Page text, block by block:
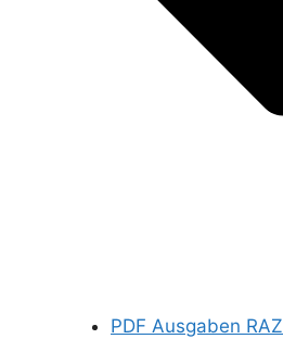
PDF Ausgaben RAZ